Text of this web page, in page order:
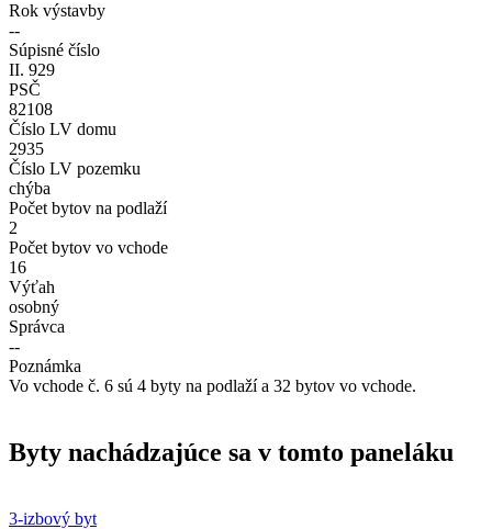
Rok výstavby
--
Súpisné číslo
II. 929
PSČ
82108
Číslo LV domu
2935
Číslo LV pozemku
chýba
Počet bytov na podlaží
2
Počet bytov vo vchode
16
Výťah
osobný
Správca
--
Poznámka
Vo vchode č. 6 sú 4 byty na podlaží a 32 bytov vo vchode.
Byty nachádzajúce sa v tomto paneláku
3-izbový byt